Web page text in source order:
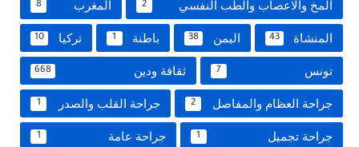
المخ والاعصاب والطب النفسي 2 المغرب 8
المنشاة 43 اليمن 38 باطنة 1 تركيا 10
تونس 7 ثقافة ودين 668
جراحة العظام والمفاصل 2 جراحة القلب والصدر 1
جراحة تجميل 1 جراحة عامة 1